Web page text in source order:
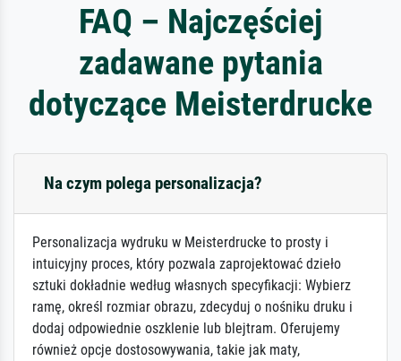
FAQ – Najczęściej
zadawane pytania
dotyczące Meisterdrucke
Na czym polega personalizacja?
Personalizacja wydruku w Meisterdrucke to prosty i
intuicyjny proces, który pozwala zaprojektować dzieło
sztuki dokładnie według własnych specyfikacji: Wybierz
ramę, określ rozmiar obrazu, zdecyduj o nośniku druku i
dodaj odpowiednie oszklenie lub blejtram. Oferujemy
również opcje dostosowywania, takie jak maty,